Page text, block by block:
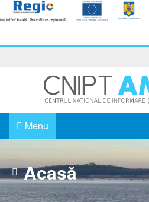
Menu
Acasă